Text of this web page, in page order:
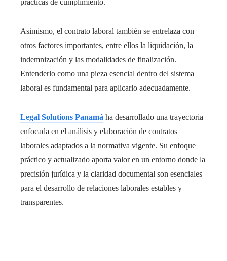
prácticas de cumplimiento.
Asimismo, el contrato laboral también se entrelaza con
otros factores importantes, entre ellos la liquidación, la
indemnización y las modalidades de finalización.
Entenderlo como una pieza esencial dentro del sistema
laboral es fundamental para aplicarlo adecuadamente.
Legal Solutions Panamá ha desarrollado una trayectoria
enfocada en el análisis y elaboración de contratos
laborales adaptados a la normativa vigente. Su enfoque
práctico y actualizado aporta valor en un entorno donde la
precisión jurídica y la claridad documental son esenciales
para el desarrollo de relaciones laborales estables y
transparentes.